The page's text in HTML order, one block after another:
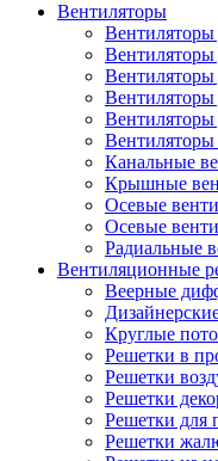
Вентиляторы
Вентиляторы
Вентиляторы
Канальные
Крышные
Осевые
Осевые
Радиальные
Вентиляционные
Веерные
Круглые
Решетки в
Решетки
Решетки
Решетки для
Решетки